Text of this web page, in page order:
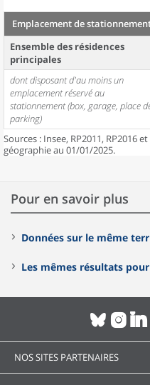
Emplacement de
Ensemble des résidences
principales
dont disposant d'au moins un
emplacement réservé au
stationnement (box, garage, place
parking)
Sources : Insee, RP2011, RP2016
géographie au 01/01/2025.
Pour en savoir plus
Données sur le même
Les mêmes résultats
NOS SITES PARTENAIRES